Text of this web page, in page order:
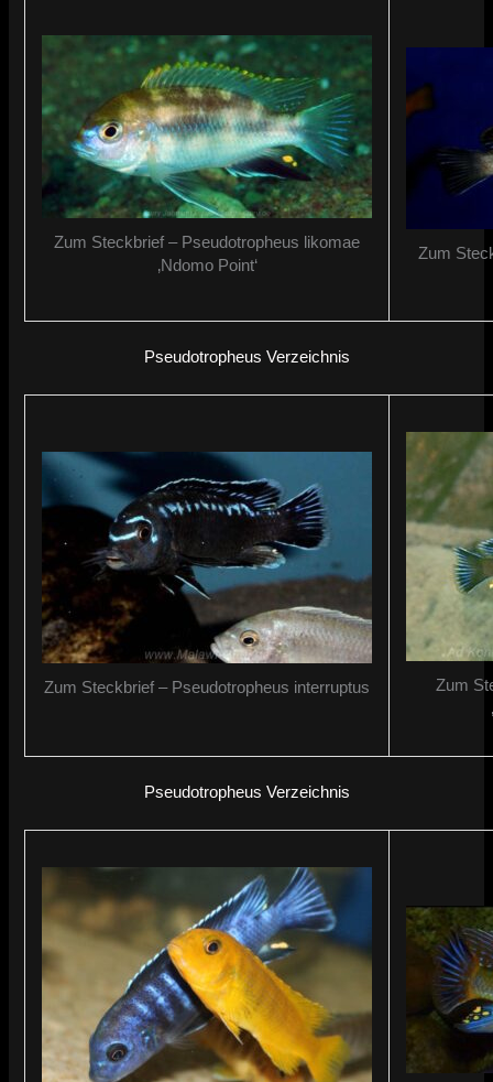
Zum Steckbrief – Pseudotropheus likomae
‚Ndomo Point‘
Zum
Pseudotropheus Verzeichnis
Zum Steckbrief – Pseudotropheus interruptus
Zum
Pseudotropheus Verzeichnis